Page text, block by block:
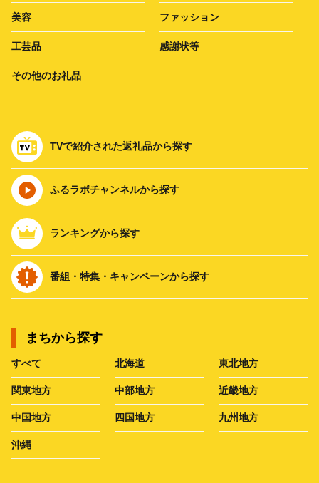
美容 ファッション
工芸品 感謝状等
その他のお礼品
TVで紹介された返礼品から探す
ふるラボチャンネルから探す
ランキングから探す
番組・特集・キャンペーンから探す
まちから探す
すべて 北海道 東北地方
関東地方 中部地方 近畿地方
中国地方 四国地方 九州地方
沖縄